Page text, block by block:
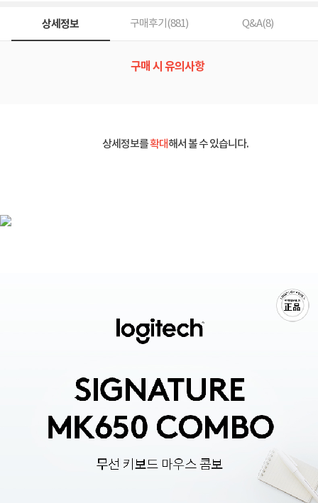
상세정보 구매후기(881) Q&A(8)
구매 시 유의사항
상세정보를확대해서 볼 수 있습니다.